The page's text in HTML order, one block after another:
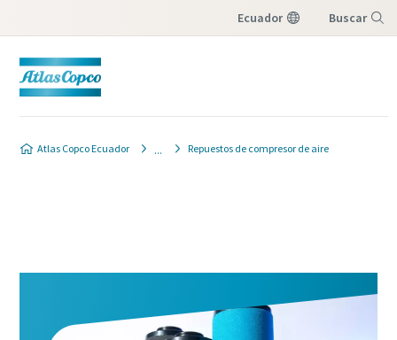
Ecuador Buscar
Atlas Copco Ecuador Repuestos de compresor de aire